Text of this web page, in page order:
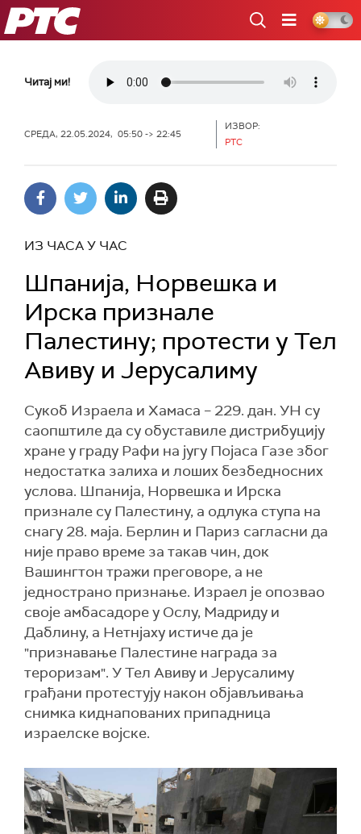
РТС
Читај ми!
СРЕДА, 22.05.2024, 05:50 -> 22:45
ИЗВОР:
РТС
ИЗ ЧАСА У ЧАС
Шпанијa, Норвешка и
Ирска признале
Палестину; протести у Тел
Авиву и Јерусалиму
Сукоб Израела и Хамаса – 229. дан. УН су
саопштиле да су обуставиле дистрибуцију
хране у граду Рафи на југу Појаса Газе због
недостатка залиха и лоших безбедносних
услова. Шпанија, Норвешка и Ирска
признале су Палестину, а одлука ступа на
снагу 28. маја. Берлин и Париз сагласни да
није право време за такав чин, док
Вашингтон тражи преговоре, а не
једнострано признање. Израел је опозвао
своје амбасадоре у Ослу, Мадриду и
Даблину, а Нетнјаху истиче да је
"признавање Палестине награда за
тероризам". У Тел Авиву и Јерусалиму
грађани протестују након објављивања
снимка киднапованих припадница
израелске војске.